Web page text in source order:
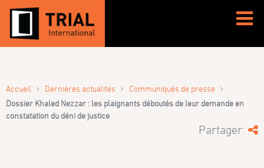
Accueil › Dernières actualités › Communiqués de presse ›
Dossier Khaled Nezzar : les plaignants déboutés de leur demande en
constatation du déni de justice
Partager: